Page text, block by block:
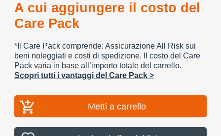
A cui aggiungere il costo del
Care Pack
*Il Care Pack comprende: Assicurazione All Risk sui
beni noleggiati e costi di spedizione. Il costo del Care
Pack varia in base all’importo totale del carrello.
Scopri tutti i vantaggi del Care Pack >
Metti a carrello